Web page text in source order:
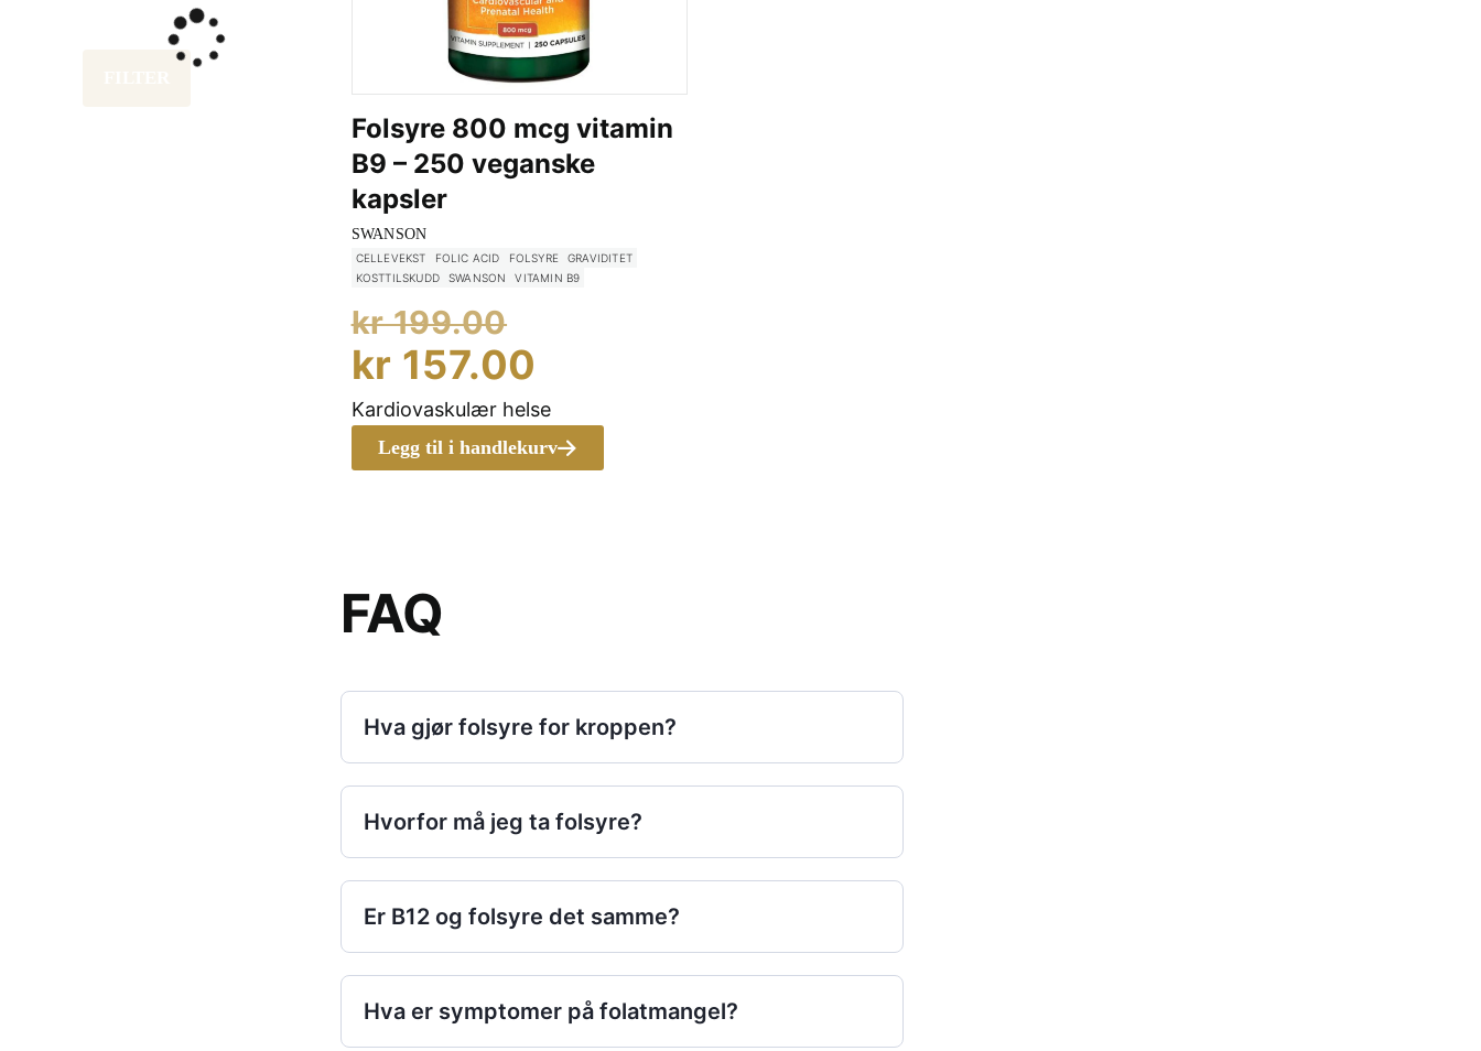
Folsyre 800 mcg vitamin
B9 – 250 veganske
kapsler
SWANSON
CELLEVEKST FOLIC ACID FOLSYRE
GRAVIDITET
KOSTTILSKUDD
SWANSON VITAMIN B9
kr199.00
pris
var:
kr 199.00.
kr 157.00
pris
er:
Legg til i handlekurv
Kardiovaskulær helse
FAQ
Hva gjør folsyre for kroppen?
Hvorfor må jeg ta folsyre?
Er B12 og folsyre det samme?
Hva er symptomer på folatmangel?